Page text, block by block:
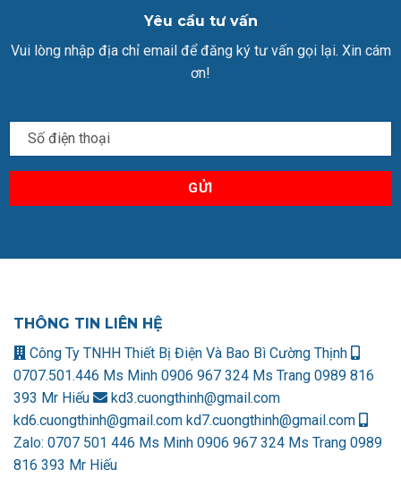
Yêu cầu tư vấn
Vui lòng nhập địa chỉ email để đăng ký tư vấn gọi lại. Xin cám
ơn!
THÔNG TIN LIÊN HỆ
Công Ty TNHH Thiết Bị Điện Và Bao Bì Cường Thịnh
0707.501.446 Ms Minh 0906 967 324 Ms Trang 0989 816
393 Mr Hiếu
kd3.cuongthinh@gmail.com
kd6.cuongthinh@gmail.com kd7.cuongthinh@gmail.com
Zalo: 0707 501 446 Ms Minh 0906 967 324 Ms Trang 0989
816 393 Mr Hiếu